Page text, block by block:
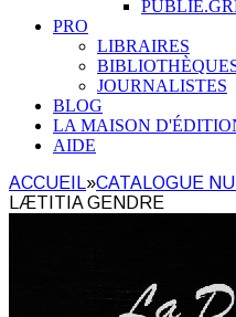
PRO
LIBRAIRES
JOURNALISTES
BLOG
LA MAISON
AIDE
ACCUEIL»CATALOGUE
LÆTITIA GENDRE